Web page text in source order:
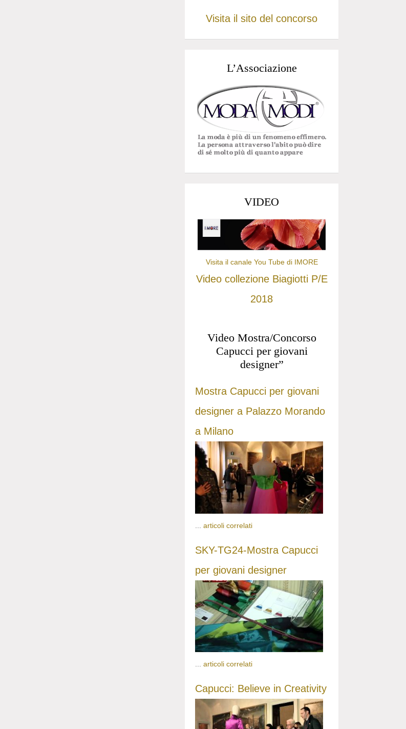
Visita il sito del concorso
L’Associazione
VIDEO
Visita il canale You Tube di IMORE
Video collezione Biagiotti P/E
2018
Video Mostra/Concorso
Capucci per giovani
designer”
Mostra Capucci per giovani
designer a Palazzo Morando
a Milano
articoli correlati
SKY-TG24-Mostra Capucci
per giovani designer
... articoli correlati
Capucci: Believe in Creativity